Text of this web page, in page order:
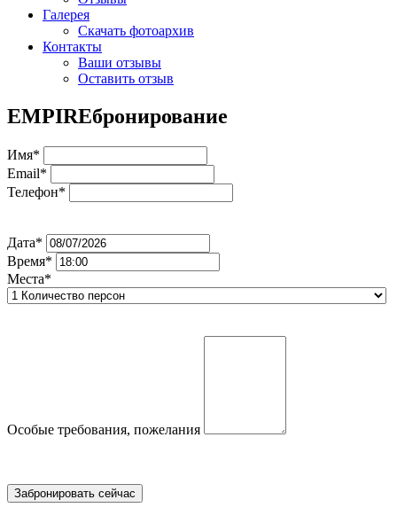
Галерея
Скачать фотоархив
Контакты
Ваши отзывы
Оставить отзыв
EMPIREбронирование
Имя*
Email*
Телефон*
Дата*
Время*
Места*
Особые требования, пожелания